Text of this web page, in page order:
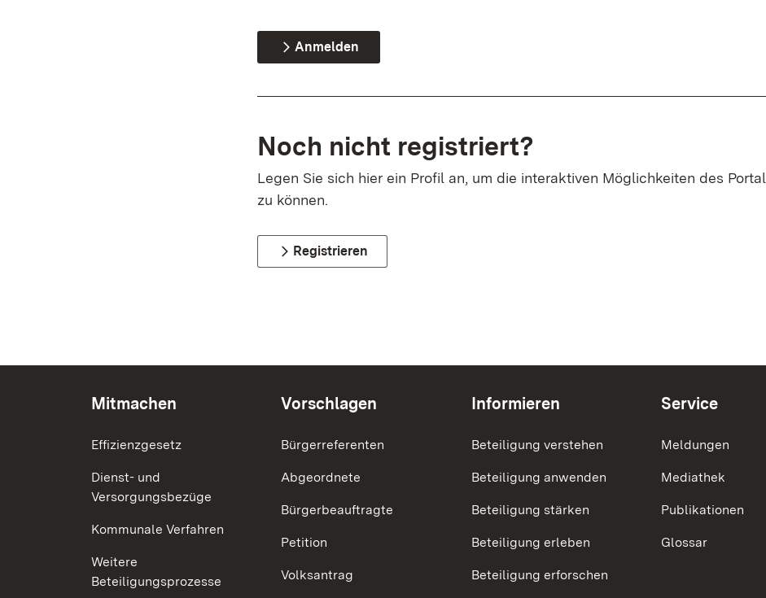
Anmelden
Noch nicht registriert?
Legen Sie sich hier ein Profil an, um die interaktiven Möglichkeiten des
zu können.
Registrieren
Mitmachen
Effizienzgesetz
Dienst- und
Versorgungsbezüge
Kommunale Verfahren
Weitere
Beteiligungsprozesse
Vorschlagen
Bürgerreferenten
Abgeordnete
Bürgerbeauftragte
Petition
Volksantrag
Informieren
Beteiligung verstehen
Beteiligung anwenden
Beteiligung stärken
Beteiligung erleben
Beteiligung erforschen
Service
Meldungen
Mediathek
Publikationen
Glossar